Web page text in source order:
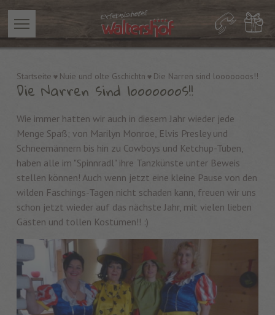
Startseite Nuie und olte Gschichtn Die Narren sind looooooos!!
Die Narren sind looooooos!!
Wie immer hatten wir auch in diesem Jahr wieder jede
Menge Spaß; von Marilyn Monroe, Elvis Presley und
Schneemännern bis hin zu Cowboys und Ketchup-Tuben,
haben alle im "Spinnradl" ihre Tanzkünste unter Beweis
stellen können! Auch wenn jetzt eine kleine Pause von den
wilden Faschings-Tagen nicht schaden kann, freuen wir uns
schon jetzt wieder auf das nächste Jahr, mit vielen lieben
Gästen und tollen Kostümen!! :)